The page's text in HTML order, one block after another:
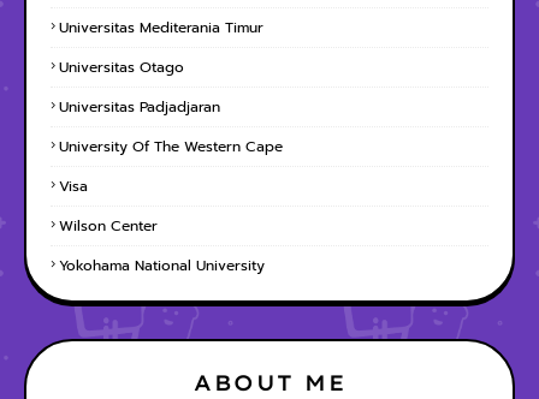
Universitas Mediterania Timur
Universitas Otago
Universitas Padjadjaran
University Of The Western Cape
Visa
Wilson Center
Yokohama National University
ABOUT ME